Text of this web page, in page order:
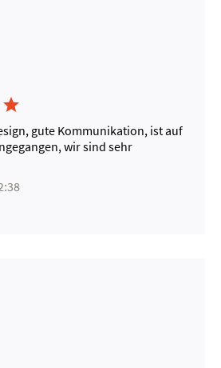

gute Kommunikation, ist auf
wir sind sehr